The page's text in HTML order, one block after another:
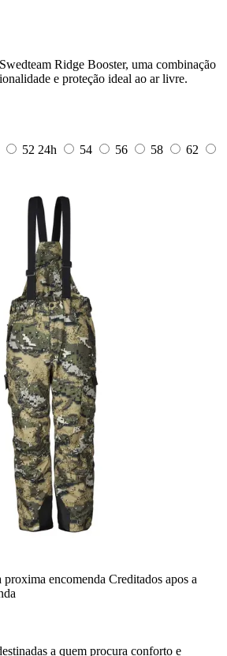
Ridge Booster, uma combinação
e proteção ideal ao ar livre.
52 24h 54 56 58
62
proxima encomenda Creditados apos a
a quem procura conforto e